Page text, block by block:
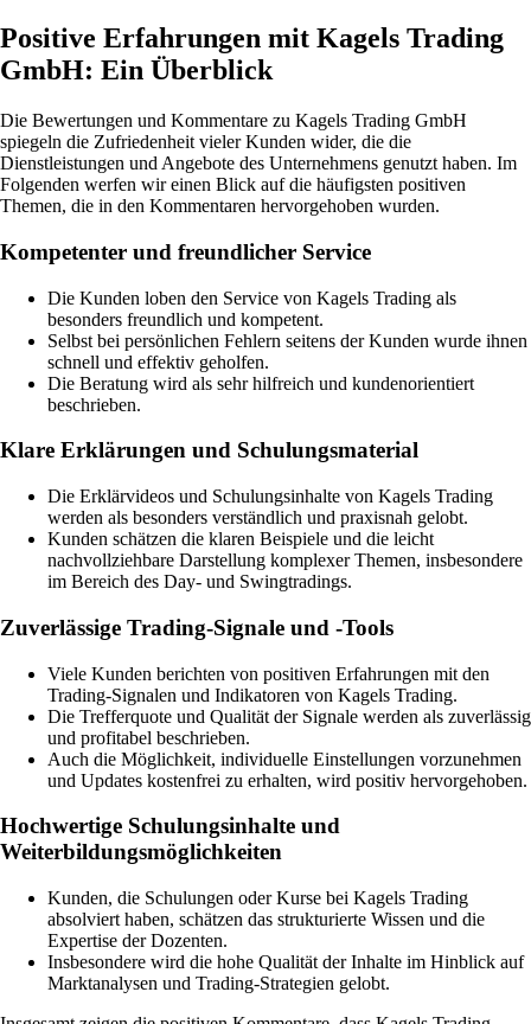
Positive Erfahrungen mit Kagels Trading
GmbH: Ein Überblick
Die Bewertungen und Kommentare zu Kagels Trading GmbH
spiegeln die Zufriedenheit vieler Kunden wider, die die
Dienstleistungen und Angebote des Unternehmens genutzt haben. Im
Folgenden werfen wir einen Blick auf die häufigsten positiven
Themen, die in den Kommentaren hervorgehoben wurden.
Kompetenter und freundlicher Service
Die Kunden loben den Service von Kagels Trading als
besonders freundlich und kompetent.
Selbst bei persönlichen Fehlern seitens der Kunden wurde ihnen
schnell und effektiv geholfen.
Die Beratung wird als sehr hilfreich und kundenorientiert
beschrieben.
Klare Erklärungen und Schulungsmaterial
Die Erklärvideos und Schulungsinhalte von Kagels Trading
werden als besonders verständlich und praxisnah gelobt.
Kunden schätzen die klaren Beispiele und die leicht
nachvollziehbare Darstellung komplexer Themen, insbesondere
im Bereich des Day- und Swingtradings.
Zuverlässige Trading-Signale und -Tools
Viele Kunden berichten von positiven Erfahrungen mit den
Trading-Signalen und Indikatoren von Kagels Trading.
Die Trefferquote und Qualität der Signale werden als zuverlässig
und profitabel beschrieben.
Auch die Möglichkeit, individuelle Einstellungen vorzunehmen
und Updates kostenfrei zu erhalten, wird positiv hervorgehoben.
Hochwertige Schulungsinhalte und
Weiterbildungsmöglichkeiten
Kunden, die Schulungen oder Kurse bei Kagels Trading
absolviert haben, schätzen das strukturierte Wissen und die
Expertise der Dozenten.
Insbesondere wird die hohe Qualität der Inhalte im Hinblick auf
Marktanalysen und Trading-Strategien gelobt.